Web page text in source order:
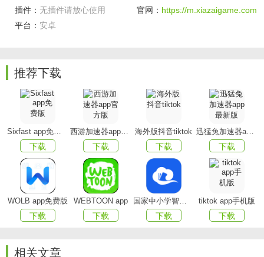
- 星球社区，随心瞎逛：记录生活瞬间，讨论生活日常，
- 同城纸飞机，灵魂交友：先聊三观，再看脸，更安全
- 信息认证，保障真实：注册需完成身份、学历、工作三
重认证；
- 精准匹配，推你所爱：互联网大厂员工、金融投行精
英、体制内优秀青年，每日精准推荐优秀异性；
1.学历认证
插件： 无插件请放心使用 官网： https://m.xiazaigame.com
平台： 安卓
推荐下载
Sixfast app免费版
下载
西游加速器app官方版
下载
海外版抖音tiktok
下载
迅猛兔加速器app最新版
下载
WOLB app免费版
下载
WEBTOON app
下载
国家中小学智慧教育平台app(智慧中小学)
下载
tiktok app手机版
下载
相关文章